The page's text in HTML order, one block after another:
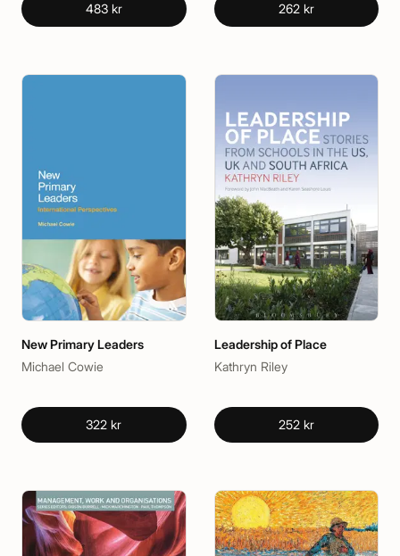
483 kr 262 kr
New Primary Leaders
Michael Cowie
322 kr
Leadership of Place
Kathryn Riley
252 kr